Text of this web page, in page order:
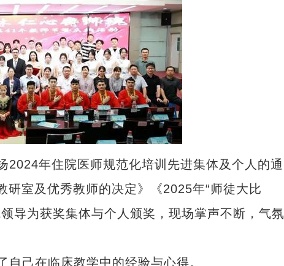
年住院医师规范化培训先进集体及个人的通
室及优秀教师的决定》《2025年“师徒大比
导为获奖集体与个人颁奖，现场掌声不断，气氛
己在临床教学中的经验与心得。